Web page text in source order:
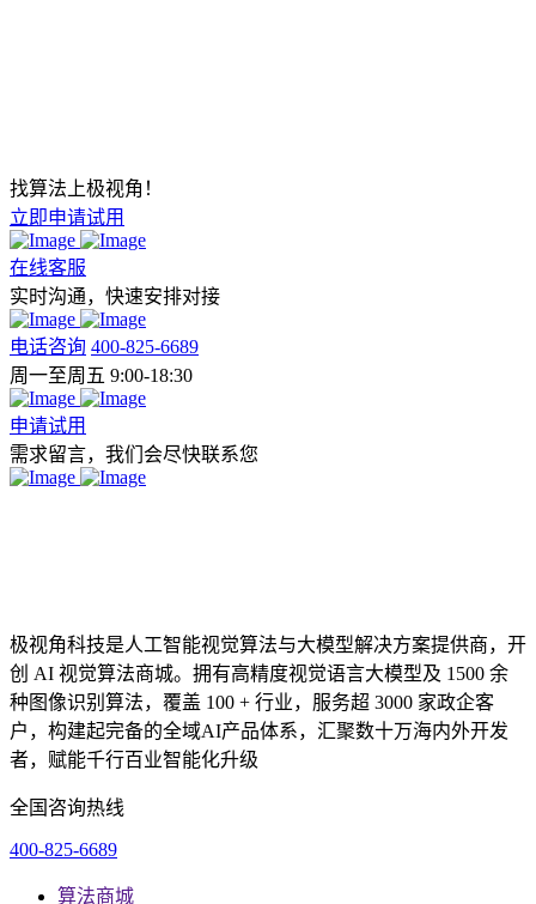
找算法上极视角！
立即申请试用
在线客服
实时沟通，快速安排对接
电话咨询 400-825-6689
周一至周五 9:00-18:30
申请试用
需求留言，我们会尽快联系您
极视角科技是人工智能视觉算法与大模型解决方案提供商，开
创 AI 视觉算法商城。拥有高精度视觉语言大模型及 1500 余
种图像识别算法，覆盖 100 + 行业，服务超 3000 家政企客
户，构建起完备的全域AI产品体系，汇聚数十万海内外开发
者，赋能千行百业智能化升级
全国咨询热线
400-825-6689
算法商城